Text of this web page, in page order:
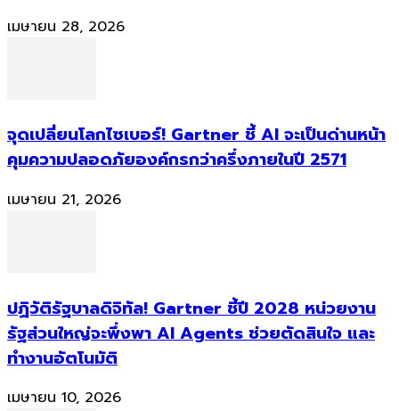
เมษายน 28, 2026
จุดเปลี่ยนโลกไซเบอร์! Gartner ชี้ AI จะเป็นด่านหน้า
คุมความปลอดภัยองค์กรกว่าครึ่งภายในปี 2571
เมษายน 21, 2026
ปฏิวัติรัฐบาลดิจิทัล! Gartner ชี้ปี 2028 หน่วยงาน
รัฐส่วนใหญ่จะพึ่งพา AI Agents ช่วยตัดสินใจ และ
ทำงานอัตโนมัติ
เมษายน 10, 2026